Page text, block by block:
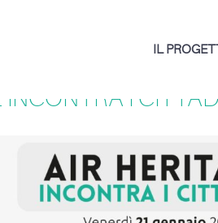
IL
INCONTRA I